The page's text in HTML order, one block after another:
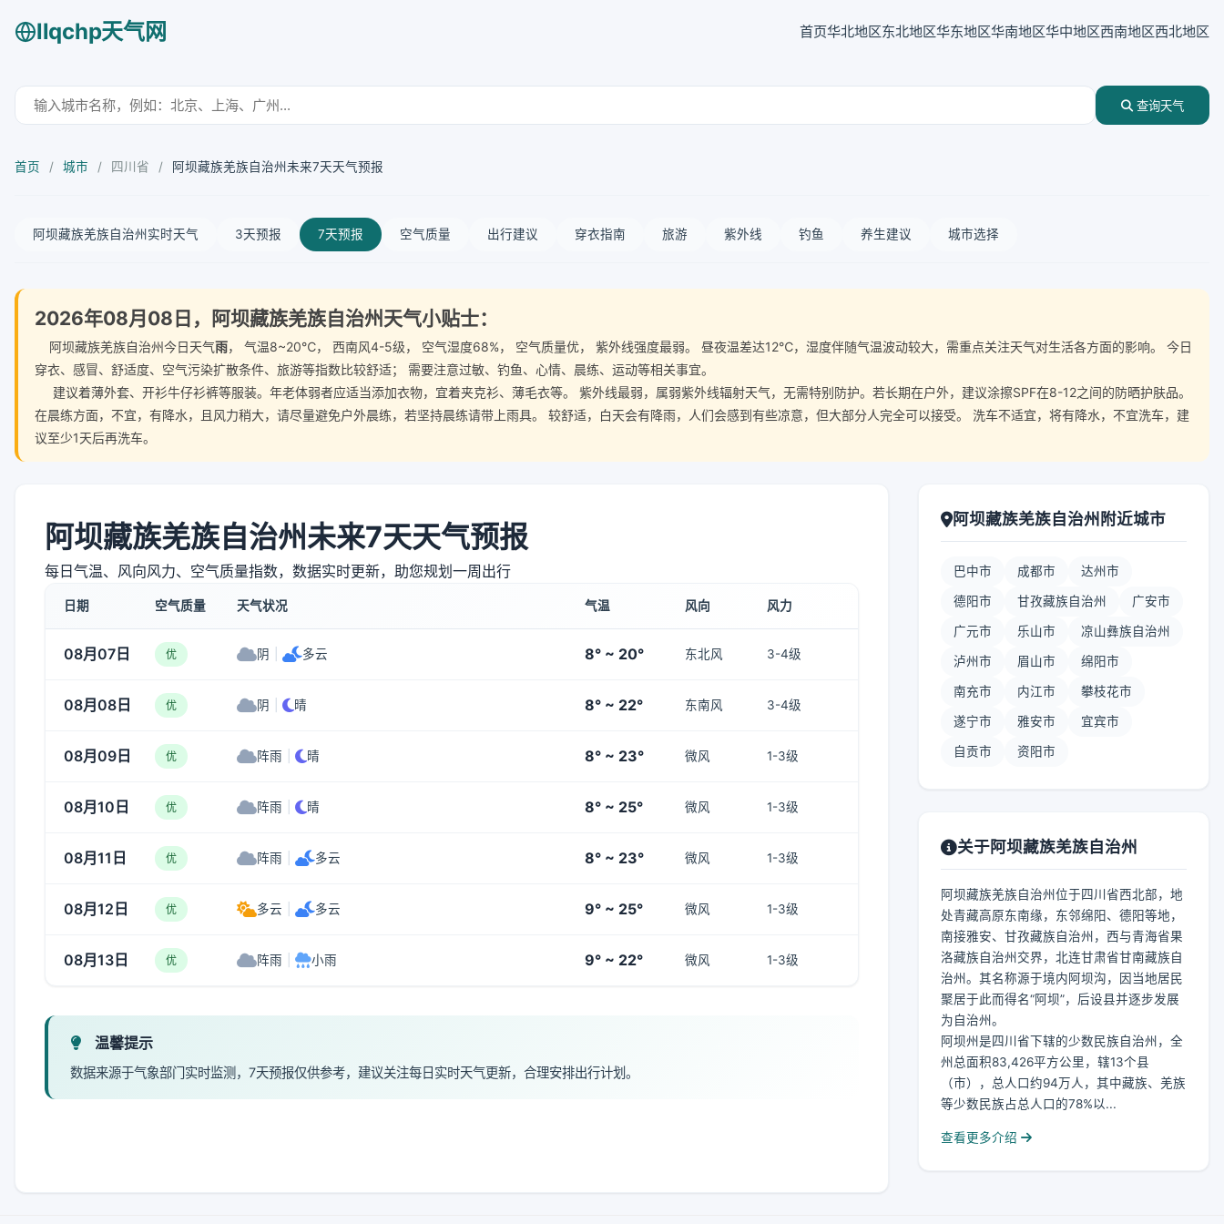
llqchp天气网 首页华北地区东北地区华东地区华南地区华中地区西南地区西北地区
查询天气
首页 / 城市 / 四川省 / 阿坝藏族羌族自治州未来7天天气预报
阿坝藏族羌族自治州实时天气 3天预报 7天预报 空气质量 出行建议 穿衣指南 旅游 紫外线 钓鱼 养生建议 城市选择
2026年08月08日，阿坝藏族羌族自治州天气小贴士：
阿坝藏族羌族自治州今日天气雨， 气温8~20℃， 西南风4-5级， 空气湿度68%， 空气质量优， 紫外线强度最弱。 昼夜温差达12℃，湿度伴随气温波动较大，需重点关注天气对生活各方面的影响。 今日
穿衣、感冒、舒适度、空气污染扩散条件、旅游等指数比较舒适； 需要注意过敏、钓鱼、心情、晨练、运动等相关事宜。
建议着薄外套、开衫牛仔衫裤等服装。年老体弱者应适当添加衣物，宜着夹克衫、薄毛衣等。 紫外线最弱，属弱紫外线辐射天气，无需特别防护。若长期在户外，建议涂擦SPF在8-12之间的防晒护肤品。
在晨练方面，不宜，有降水，且风力稍大，请尽量避免户外晨练，若坚持晨练请带上雨具。 较舒适，白天会有降雨，人们会感到有些凉意，但大部分人完全可以接受。 洗车不适宜，将有降水，不宜洗车，建
议至少1天后再洗车。
阿坝藏族羌族自治州未来7天天气预报
每日气温、风向风力、空气质量指数，数据实时更新，助您规划一周出行
日期 空气质量 天气状况 气温 风向 风力
08月07日 优 阴 多云 8° ~ 20° 东北风 3-4级
08月08日 优 阴 晴 8° ~ 22° 东南风 3-4级
08月09日 优 阵雨 晴 8° ~ 23° 微风 1-3级
08月10日 优 阵雨 晴 8° ~ 25° 微风 1-3级
08月11日 优 阵雨 多云 8° ~ 23° 微风 1-3级
08月12日 优 多云 多云 9° ~ 25° 微风 1-3级
08月13日 优 阵雨 小雨 9° ~ 22° 微风 1-3级
温馨提示
数据来源于气象部门实时监测，7天预报仅供参考，建议关注每日实时天气更新，合理安排出行计划。
阿坝藏族羌族自治州附近城市
巴中市 成都市 达州市
德阳市 甘孜藏族自治州 广安市
广元市 乐山市 凉山彝族自治州
泸州市 眉山市 绵阳市
南充市 内江市 攀枝花市
遂宁市 雅安市 宜宾市
自贡市 资阳市
关于阿坝藏族羌族自治州
阿坝藏族羌族自治州位于四川省西北部，地
处青藏高原东南缘，东邻绵阳、德阳等地，
南接雅安、甘孜藏族自治州，西与青海省果
洛藏族自治州交界，北连甘肃省甘南藏族自
治州。其名称源于境内阿坝沟，因当地居民
聚居于此而得名“阿坝”，后设县并逐步发展
为自治州。
阿坝州是四川省下辖的少数民族自治州，全
州总面积83,426平方公里，辖13个县
（市），总人口约94万人，其中藏族、羌族
等少数民族占总人口的78%以...
查看更多介绍